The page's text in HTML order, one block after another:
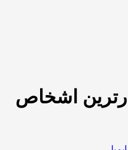
اشخاص